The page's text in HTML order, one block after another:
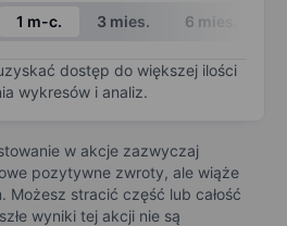
1 m-c. 3 mies. 6 mies.
dostęp do większej ilości
wykresów i analiz.
w akcje zazwyczaj
pozytywne zwroty, ale wiąże
Możesz stracić część lub całość
wyniki tej akcji nie są